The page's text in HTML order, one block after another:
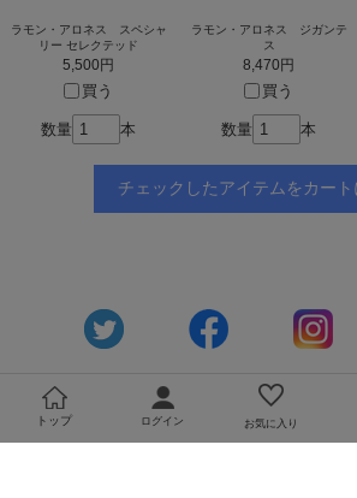
ラモン・アロネス スペシャ
リー セレクテッド
5,500円
買う
数量 本
ラモン・アロネス ジガンテ
ス
8,470円
買う
数量 本
トップ ログイン お気に入り